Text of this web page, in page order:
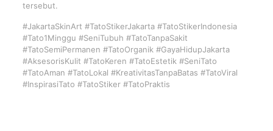
tersebut.
#JakartaSkinArt #TatoStikerJakarta #TatoStikerIndonesia
#Tato1Minggu #SeniTubuh #TatoTanpaSakit
#TatoSemiPermanen #TatoOrganik #GayaHidupJakarta
#AksesorisKulit #TatoKeren #TatoEstetik #SeniTato
#TatoAman #TatoLokal #KreativitasTanpaBatas #TatoViral
#InspirasiTato #TatoStiker #TatoPraktis